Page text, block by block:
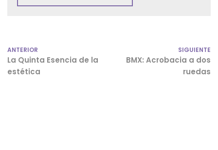
ANTERIOR
La Quinta Esencia de la
estética
SIGUIENTE
BMX: Acrobacia a dos
ruedas